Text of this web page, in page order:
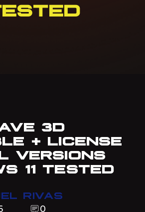
3D
+ LICENSE
VERSIONS
11 TESTED
RIVAS
0